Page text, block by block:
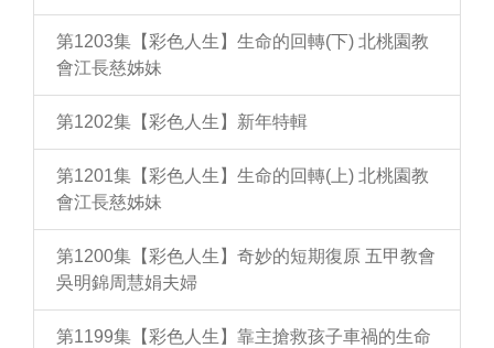
第1203集【彩色人生】生命的回轉(下) 北桃園教
會江長慈姊妹
第1202集【彩色人生】新年特輯
第1201集【彩色人生】生命的回轉(上) 北桃園教
會江長慈姊妹
第1200集【彩色人生】奇妙的短期復原 五甲教會
吳明錦周慧娟夫婦
第1199集【彩色人生】靠主搶救孩子車禍的生命